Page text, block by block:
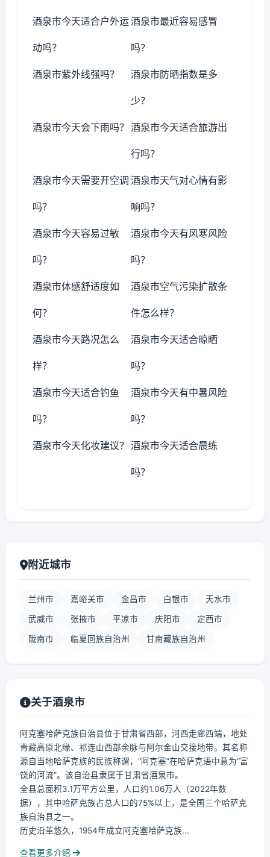
酒泉市今天适合户外运
动吗？
酒泉市最近容易感冒
吗？
酒泉市紫外线强吗？ 酒泉市防晒指数是多
少？
酒泉市今天会下雨吗？ 酒泉市今天适合旅游出
行吗？
酒泉市今天需要开空调
吗？
酒泉市天气对心情有影
响吗？
酒泉市今天容易过敏
吗？
酒泉市今天有风寒风险
吗？
酒泉市体感舒适度如
何？
酒泉市空气污染扩散条
件怎么样？
酒泉市今天路况怎么
样？
酒泉市今天适合晾晒
吗？
酒泉市今天适合钓鱼
吗？
酒泉市今天有中暑风险
吗？
酒泉市今天化妆建议？ 酒泉市今天适合晨练
吗？
附近城市
兰州市 嘉峪关市 金昌市 白银市 天水市
武威市 张掖市 平凉市 庆阳市 定西市
陇南市 临夏回族自治州 甘南藏族自治州
关于酒泉市
阿克塞哈萨克族自治县位于甘肃省西部，河西走廊西端，地处
青藏高原北缘、祁连山西部余脉与阿尔金山交接地带。其名称
源自当地哈萨克族的民族称谓，“阿克塞”在哈萨克语中意为“富
饶的河流”。该自治县隶属于甘肃省酒泉市。
全县总面积3.1万平方公里，人口约1.06万人（2022年数
据），其中哈萨克族占总人口的75%以上，是全国三个哈萨克
族自治县之一。
历史沿革悠久，1954年成立阿克塞哈萨克族...
查看更多介绍